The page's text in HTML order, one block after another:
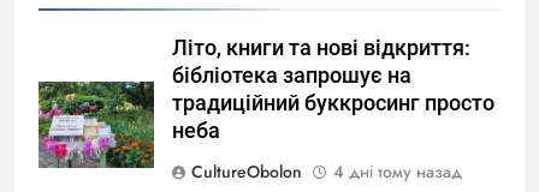
Літо, книги та нові відкриття:
бібліотека запрошує на
традиційний буккросинг просто
неба
CultureObolon
4 дні тому назад